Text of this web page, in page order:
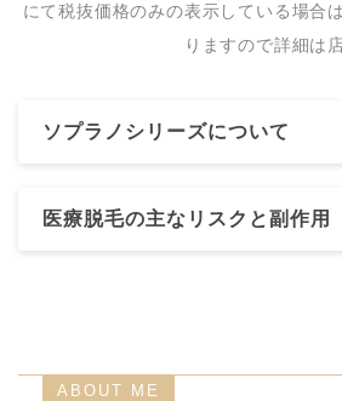
にて税抜価格のみの表示している場合
りますので詳細は
ソプラノシリーズについて
医療脱毛の主なリスクと副作用
ABOUT ME